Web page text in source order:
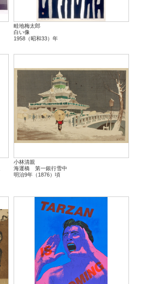
畦地梅太郎
白い像
1958（昭和33）年
小林清親
海運橋 第一銀行雪中
明治9年（1876）頃